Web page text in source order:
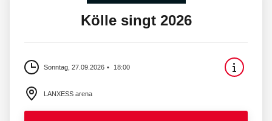
Kölle singt 2026
Sonntag, 27.09.2026 18:00
LANXESS arena